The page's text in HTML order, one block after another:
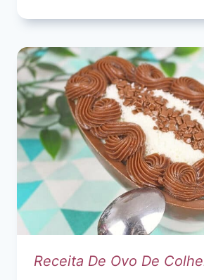
DOCE
DE
PÉ.
COMO
FAZER
TRADICIONAL
E
GOURMET.
Receita De Ovo De